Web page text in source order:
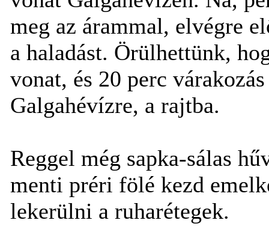
meg az árammal, elvégre
a haladást. Örülhettünk,
vonat, és 20 perc
Galgahévízre, a rajtba.
Reggel még sapka-sálas
menti préri fölé kezd
lekerülni a ruharétegek.